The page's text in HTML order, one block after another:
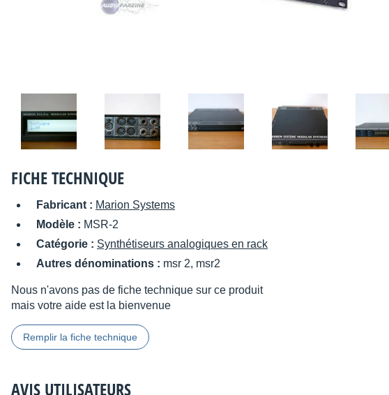
FICHE TECHNIQUE
Fabricant : Marion Systems
Modèle : MSR-2
Catégorie : Synthétiseurs analogiques en rack
Autres dénominations : msr 2, msr2
Nous n'avons pas de fiche technique sur ce produit
mais votre aide est la bienvenue
Remplir la fiche technique
AVIS UTILISATEURS